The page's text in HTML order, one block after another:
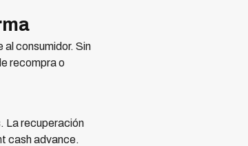
consumidor. Sin
recompra o
La recuperación
cash advance.